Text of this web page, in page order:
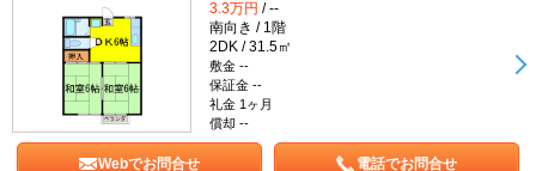
3.3万円 / --
南向き / 1階
2DK / 31.5㎡
敷金 --
保証金 --
礼金 1ヶ月
償却 --
Webでお問合せ 電話でお問合せ